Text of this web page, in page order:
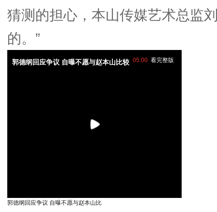
猜测的担心，本山传媒艺术总监
的。”
郭德纲回应争议 自曝不愿与赵本山比较 05:00 看完整版
郭德纲回应争议 自曝不愿与赵本山比